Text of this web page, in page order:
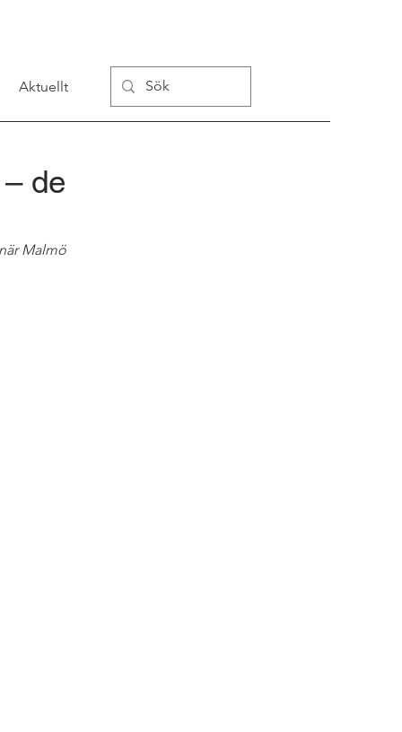
Aktuellt
de
Malmö